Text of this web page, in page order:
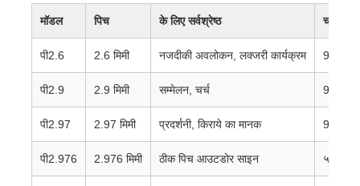
गुणवत्ता नियंत्रण
हमसे संपर्क करें
मॉडल पिच के लिए सर्वश्रेष्ठ चमक
पी2.6 2.6 मिमी नजदीकी अवलोकन, लक्जरी कार्यक्रम 900nit
पी2.9 2.9 मिमी सम्मेलन, चर्च 900nit
पी2.97 2.97 मिमी प्रदर्शनी, किराये का मानक 900-
पी2.976 2.976 मिमी ठीक पिच आउटडोर साइन ५०००